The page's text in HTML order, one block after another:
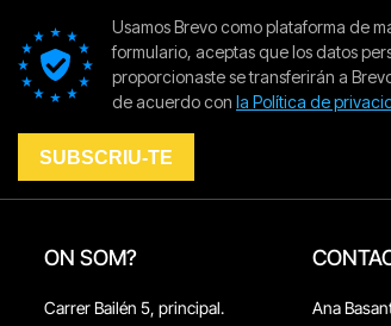
ON SOM?
Carrer Bailén 5, principal.
Ana